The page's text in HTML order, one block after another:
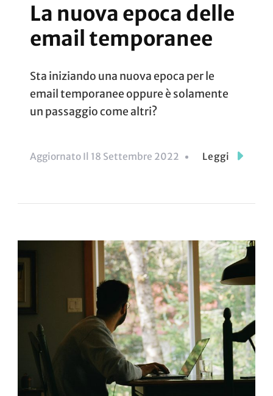
La nuova epoca delle
email temporanee
Sta iniziando una nuova epoca per le
email temporanee oppure è solamente
un passaggio come altri?
Aggiornato Il 18 Settembre 2022 Leggi